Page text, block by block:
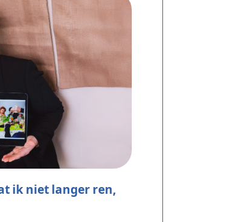
ik niet langer ren,